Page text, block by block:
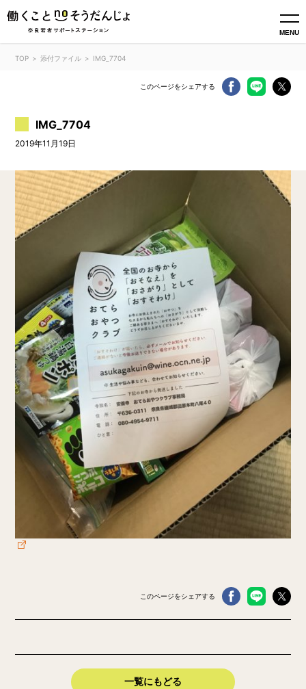
MENU
TOP 添付ファイル IMG_7704
このページをシェアする
IMG_7704
2019年11月19日
このページをシェアする
一覧にもどる